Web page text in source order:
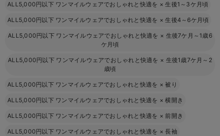
ALL5,000円以下 ワンマイルウェアでおしゃれと快適を ×生後1～3ケ月頃
ALL5,000円以下 ワンマイルウェアでおしゃれと快適を ×生後4～6ケ月頃
ALL5,000円以下 ワンマイルウェアでおしゃれと快適を × 生後7ケ月～1歳6
ケ月頃
ALL5,000円以下 ワンマイルウェアでおしゃれと快適を × 生後1歳7ケ月～2
歳頃
ALL5,000円以下 ワンマイルウェアでおしゃれと快適を ×被り
ALL5,000円以下 ワンマイルウェアでおしゃれと快適を ×横開き
ALL5,000円以下 ワンマイルウェアでおしゃれと快適を ×前開き
ALL5,000円以下 ワンマイルウェアでおしゃれと快適を ×長袖